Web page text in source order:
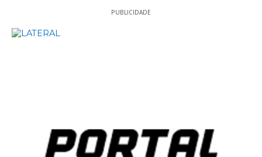
PUBLICIDADE